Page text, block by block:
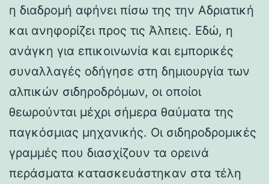
η διαδρομή αφήνει πίσω της την Αδριατική
και ανηφορίζει προς τις Άλπεις. Εδώ, η
ανάγκη για επικοινωνία και εμπορικές
συναλλαγές οδήγησε στη δημιουργία των
αλπικών σιδηροδρόμων, οι οποίοι
θεωρούνται μέχρι σήμερα θαύματα της
παγκόσμιας μηχανικής. Οι σιδηροδρομικές
γραμμές που διασχίζουν τα ορεινά
περάσματα κατασκευάστηκαν στα τέλη